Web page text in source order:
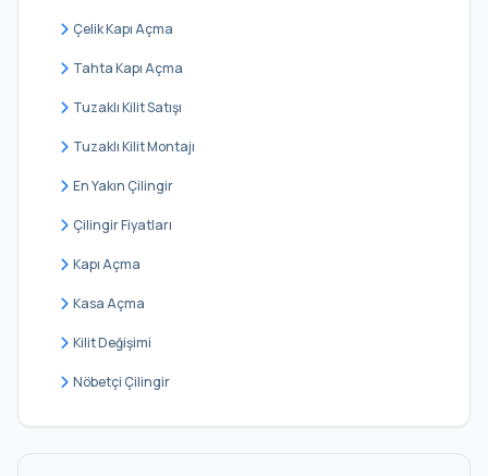
Çelik Kapı Açma
Tahta Kapı Açma
Tuzaklı Kilit Satışı
Tuzaklı Kilit Montajı
En Yakın Çilingir
Çilingir Fiyatları
Kapı Açma
Kasa Açma
Kilit Değişimi
Nöbetçi Çilingir